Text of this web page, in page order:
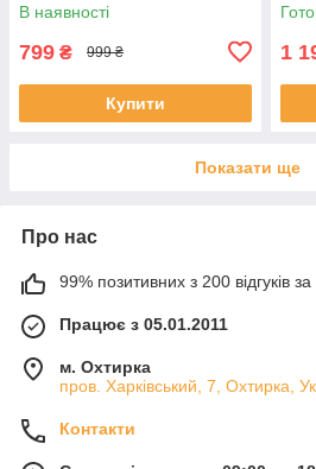
В наявності
799 ₴ 999 ₴
Купити
1
Показати ще
Про нас
99% позитивних з 200 відгуків за
Працює з 05.01.2011
м. Охтирка
пров. Харківський, 7, Охтирка,
Контакти